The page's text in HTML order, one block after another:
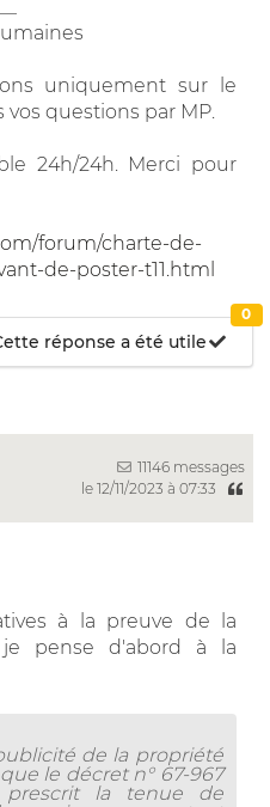
uniquement sur le
questions par MP.
24h/24h. Merci pour
forum/charte-de-
de-poster-t11.html
réponse a été utile
0
11146 messages
le 12/11/2023 à 07:33
à la preuve de la
pense d'abord à la
de la propriété
le décret n° 67-967
la tenue de